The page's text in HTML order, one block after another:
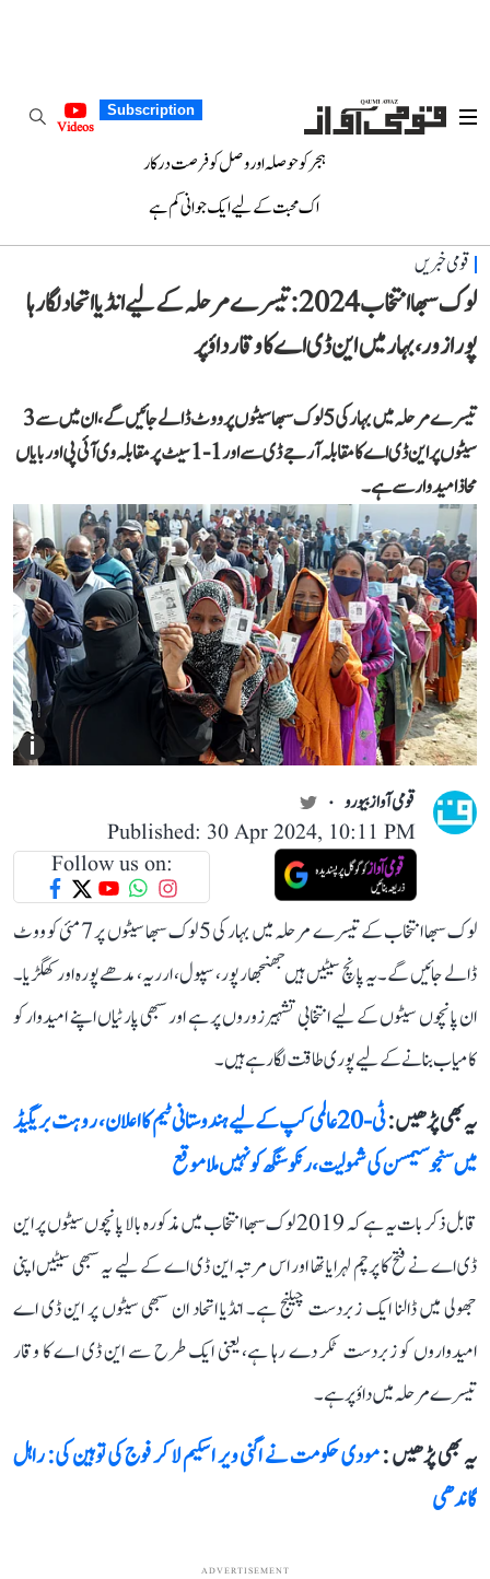
Subscription
Videos
ہجر کو حوصلہ اور وصل کو فرصت درکار
اک محبت کے لیے ایک جوانی کم ہے
قومی خبریں
لوک سبھا انتخاب 2024: تیسرے مرحلہ کے لیے انڈیا اتحاد لگا رہا
پورا زور، بہار میں این ڈی اے کا وقار داؤ پر
تیسرے مرحلہ میں بہار کی 5 لوک سبھا سیٹوں پر ووٹ ڈالے جائیں گے، ان میں سے 3
سیٹوں پر این ڈی اے کا مقابلہ آر جے ڈی سے اور 1-1 سیٹ پر مقابلہ وی آئی پی اور بایاں
محاذ امیدوار سے ہے۔
i
قومی آواز بیورو
Published: 30 Apr 2024, 10:11 PM
Follow us on:
لوک سبھا انتخاب کے تیسرے مرحلہ میں بہار کی 5 لوک سبھا سیٹوں پر 7 مئی کو ووٹ
ڈالے جائیں گے۔ یہ پانچ سیٹیں ہیں جھنجھارپور، سپول، ارریہ، مدھے پورہ اور کھگڑیا۔
ان پانچوں سیٹوں کے لیے انتخابی تشہیر زوروں پر ہے اور سبھی پارٹیاں اپنے امیدوار کو
کامیاب بنانے کے لیے پوری طاقت لگا رہے ہیں۔
یہ بھی پڑھیں :
ٹی-20 عالمی کپ کے لیے ہندوستانی ٹیم کا اعلان، روہت بریگیڈ
میں سنجو سیمسن کی شمولیت، رنکو سنگھ کو نہیں ملا موقع
قابل ذکر بات یہ ہے کہ 2019 لوک سبھا انتخاب میں مذکورہ بالا پانچوں سیٹوں پر این
ڈی اے نے فتح کا پرچم لہرایا تھا اور اس مرتبہ این ڈی اے کے لیے یہ سبھی سیٹیں اپنی
جھولی میں ڈالنا ایک زبردست چیلنج ہے۔ انڈیا اتحاد ان سبھی سیٹوں پر این ڈی اے
امیدواروں کو زبردست ٹکر دے رہا ہے، یعنی ایک طرح سے این ڈی اے کا وقار
تیسرے مرحلہ میں داؤ پر ہے۔
یہ بھی پڑھیں :مودی حکومت نے اگنی ویر اسکیم لا کر فوج کی توہین کی: راہل
گاندھی
ADVERTISEMENT